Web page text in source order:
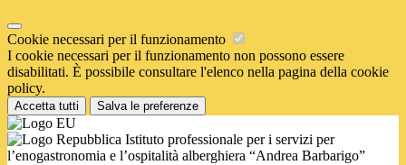
Cookie necessari per il funzionamento
I cookie necessari per il funzionamento non possono essere
disabilitati. È possibile consultare l'elenco nella pagina della cookie
policy.
Accetta tutti Salva le preferenze
Istituto professionale per i servizi per
l’enogastronomia e l’ospitalità alberghiera “Andrea Barbarigo”